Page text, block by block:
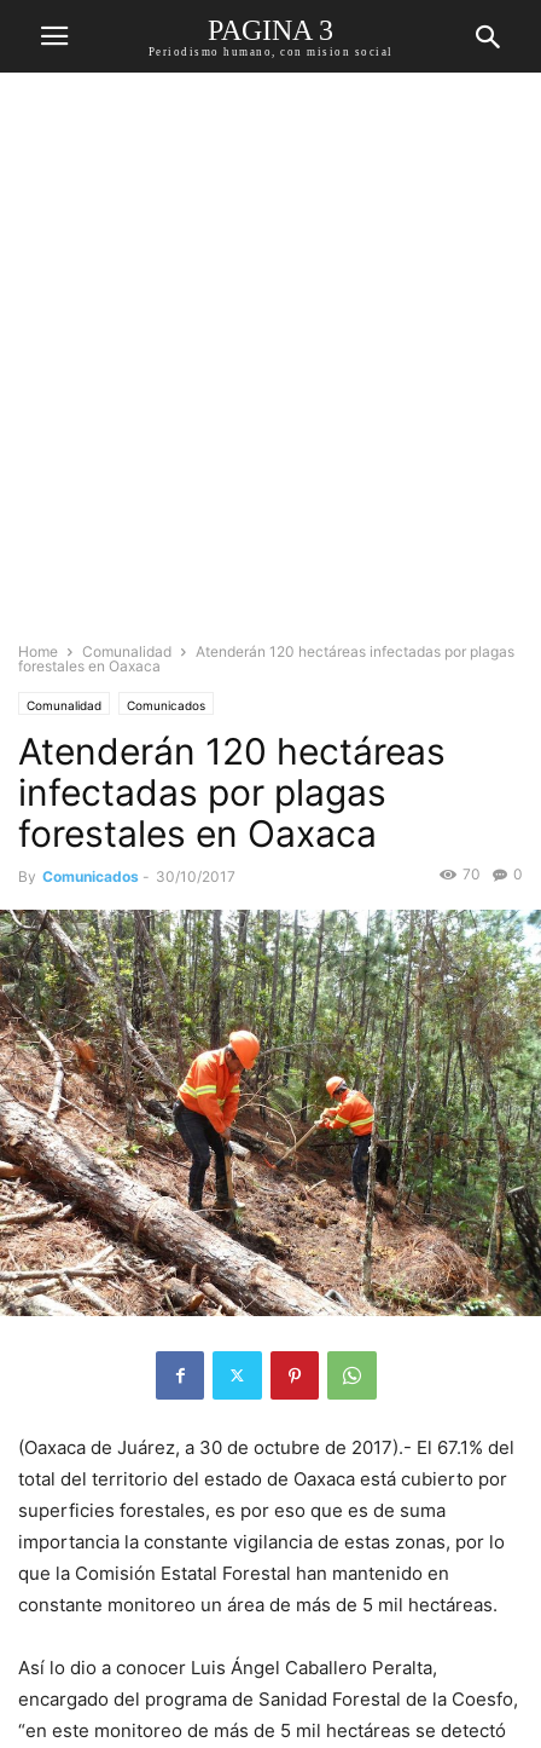
PAGINA 3
Periodismo humano, con mision social
Home Comunalidad
Atenderán 120 hectáreas infectadas por plagas
forestales en Oaxaca
Comunalidad Comunicados
Atenderán 120 hectáreas
infectadas por plagas
forestales en Oaxaca
By Comunicados - 30/10/2017 0
70
(Oaxaca de Juárez, a 30 de octubre de 2017).- El 67.1% del
total del territorio del estado de Oaxaca está cubierto por
superficies forestales, es por eso que es de suma
importancia la constante vigilancia de estas zonas, por lo
que la Comisión Estatal Forestal han mantenido en
constante monitoreo un área de más de 5 mil hectáreas.
Así lo dio a conocer Luis Ángel Caballero Peralta,
encargado del programa de Sanidad Forestal de la Coesfo,
“en este monitoreo de más de 5 mil hectáreas se detectó